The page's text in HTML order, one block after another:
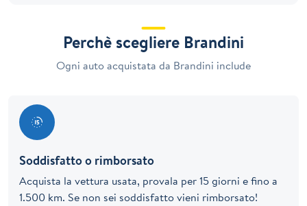
Perchè scegliere Brandini
Ogni auto acquistata da Brandini include
Soddisfatto o rimborsato
Acquista la vettura usata, provala per 15 giorni e fino a
1.500 km. Se non sei soddisfatto vieni rimborsato!